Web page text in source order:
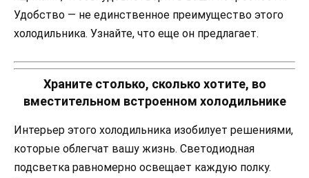
Удобство — не единственное преимущество этого
холодильника. Узнайте, что еще он предлагает.
Храните столько, сколько хотите, во
вместительном встроенном холодильнике
Интерьер этого холодильника изобилует решениями,
которые облегчат вашу жизнь. Светодиодная
подсветка равномерно освещает каждую полку.